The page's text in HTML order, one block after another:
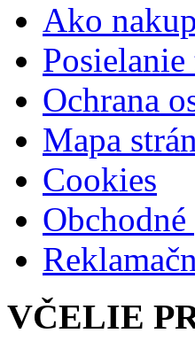
Ako
Ochrana
Mapa
Cookies
VČELIE